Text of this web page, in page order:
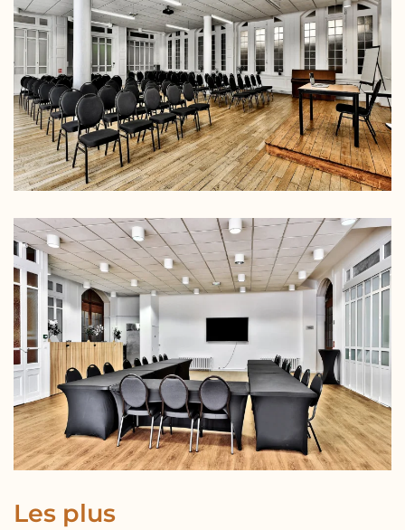
Les plus